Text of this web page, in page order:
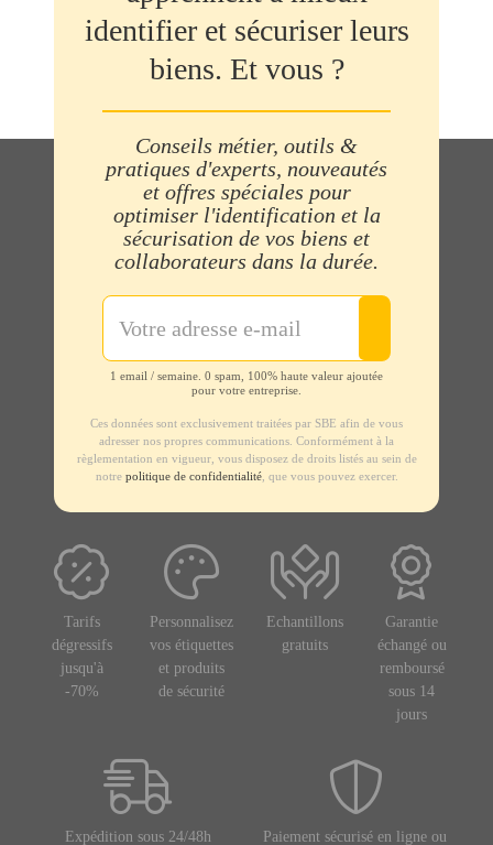
identifier et sécuriser leurs
biens. Et vous ?
Conseils métier, outils &
pratiques d'experts, nouveautés
et offres spéciales pour
optimiser l'identification et la
sécurisation de vos biens et
collaborateurs dans la durée.
1 email / semaine. 0 spam, 100% haute valeur ajoutée
pour votre entreprise.
Ces données sont exclusivement traitées par SBE afin de vous
adresser nos propres communications. Conformément à la
règlementation en vigueur, vous disposez de droits listés au sein de
notre politique de confidentialité, que vous pouvez exercer.
Tarifs
dégressifs
jusqu'à
-70%
Personnalisez
vos étiquettes
et produits
de sécurité
Echantillons
gratuits
Garantie
échangé ou
remboursé
sous 14
jours
Expédition sous 24/48h
Paiement sécurisé en ligne ou